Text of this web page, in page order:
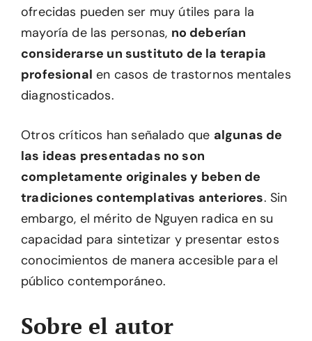
ofrecidas pueden ser muy útiles para la
mayoría de las personas, no deberían
considerarse un sustituto de la terapia
profesional en casos de trastornos mentales
diagnosticados.
Otros críticos han señalado que algunas de
las ideas presentadas no son
completamente originales y beben de
tradiciones contemplativas anteriores. Sin
embargo, el mérito de Nguyen radica en su
capacidad para sintetizar y presentar estos
conocimientos de manera accesible para el
público contemporáneo.
Sobre el autor